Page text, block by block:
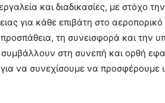
και διαδικασίες, με στόχο
για κάθε επιβάτη στο
τη συνεισφορά και την
στη συνεπή και ορθή
να συνεχίσουμε να προσφέρουμε